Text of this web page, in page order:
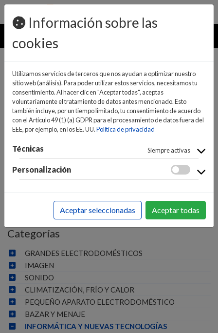
pedidos@ideaelectrodomesticos.com
924 047 836
MENU
INICIO>INFORMÁTICA Y NUEVAS TECNOLOGÍAS>
CONECTIVIDAD / REDES> CONECTIVIDAD
Categorías
GRANDES ELECTRODOMÉSTICOS
IMAGEN
SONIDO
CLIMATIZACIÓN, FRÍO Y CALOR
PEQUEÑO APARATO ELECTRODOMÉSTICO
BAZAR Y MENAJE
INFORMÁTICA Y NUEVAS TECNOLOGÍAS
Información sobre las
cookies
Utilizamos servicios de terceros que nos ayudan a optimizar nuestro
sitio web (análisis). Para poder utilizar estos servicios, necesitamos tu
consentimiento. Al hacer clic en "Aceptar todas", aceptas
voluntariamente el tratamiento de datos antes mencionado. Esto
también incluye, por un tiempo limitado, tu consentimiento de acuerdo
con el Artículo 49 (1) (a) GDPR para el procesamiento de datos fuera del
EEE, por ejemplo, en los EE. UU.Política de privacidad
Técnicas Siempre activas
Personalización
Aceptar seleccionadas Aceptar todas